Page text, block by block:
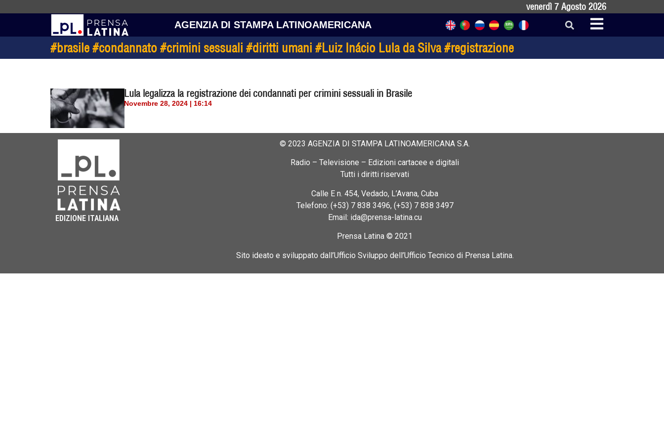
venerdì 7 Agosto 2026
AGENZIA DI STAMPA LATINOAMERICANA
#brasile #condannato #crimini sessuali #diritti umani #Luiz Inácio Lula da Silva #registrazione
Lula legalizza la registrazione dei condannati per crimini sessuali in Brasile
Novembre 28, 2024 | 16:14
EDIZIONE ITALIANA
© 2023 AGENZIA DI STAMPA LATINOAMERICANA S.A.
Radio – Televisione – Edizioni cartacee e digitali
Tutti i diritti riservati
Calle E n. 454, Vedado, L’Avana, Cuba
Telefono: (+53) 7 838 3496, (+53) 7 838 3497
Email: ida@prensa-latina.cu
Prensa Latina © 2021
Sito ideato e sviluppato dall’Ufficio Sviluppo dell’Ufficio Tecnico di Prensa Latina.